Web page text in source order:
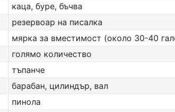
каца, буре, бъчва
резервоар на писалка
мярка за вместимост (около 30-40
голямо количество
тъпанче
барабан, цилиндър, вал
пинола